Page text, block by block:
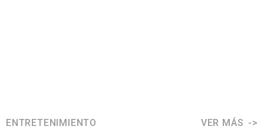
ENTRETENIMIENTO VER MÁS